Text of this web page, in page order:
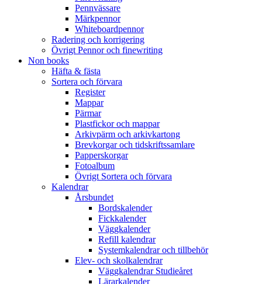
Pennvässare
Märkpennor
Whiteboardpennor
Radering och korrigering
Övrigt Pennor och finewriting
Non books
Häfta & fästa
Sortera och förvara
Register
Mappar
Pärmar
Plastfickor och mappar
Arkivpärm och arkivkartong
Brevkorgar och tidskriftssamlare
Papperskorgar
Fotoalbum
Övrigt Sortera och förvara
Kalendrar
Årsbundet
Bordskalender
Fickkalender
Väggkalender
Refill kalendrar
Systemkalendrar och tillbehör
Elev- och skolkalendrar
Väggkalendrar Studieåret
Lärarkalender